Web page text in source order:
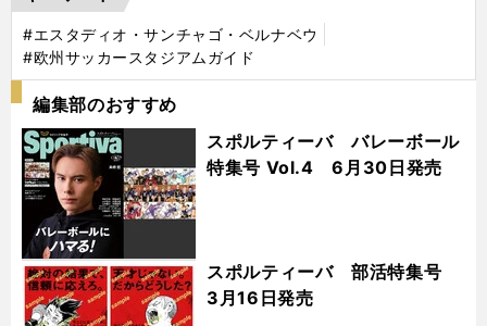
#エスタディオ・サンチャゴ・ベルナベウ
#欧州サッカースタジアムガイド
編集部のおすすめ
スポルティーバ バレーボール
特集号 Vol.4 6月30日発売
スポルティーバ 部活特集号
3月16日発売